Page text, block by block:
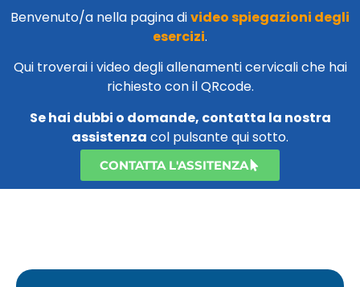
Benvenuto/a nella pagina divideo spiegazioni degli
esercizi.
Qui troverai i video degli allenamenti cervicali che hai
richiesto con il QRcode.
Se hai dubbi o domande, contatta la nostra
assistenza col pulsante qui sotto.
CONTATTA L'ASSITENZA